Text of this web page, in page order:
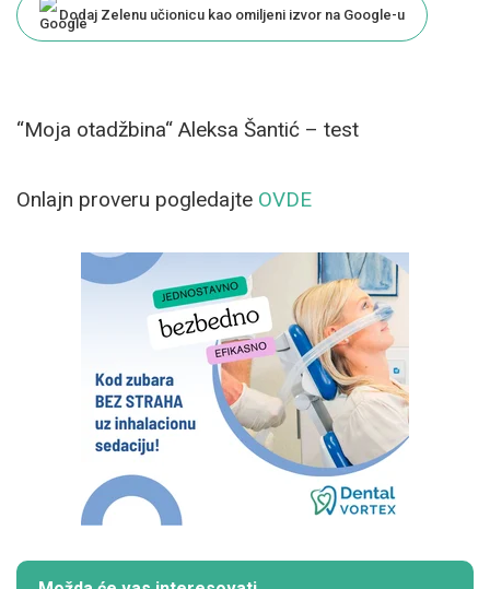
Dodaj Zelenu učionicu kao omiljeni izvor na Google-u
“Moja otadžbina“ Aleksa Šantić – test
Onlajn proveru pogledajte OVDE